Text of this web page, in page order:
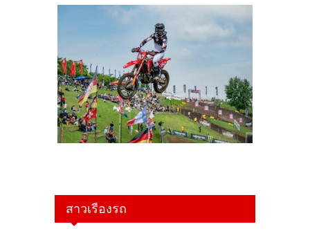
สาวเรืองรถ